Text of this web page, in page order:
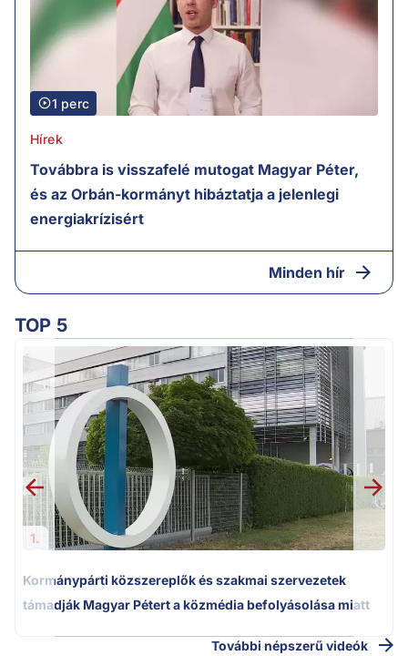
1 perc
Hírek
Továbbra is visszafelé mutogat Magyar Péter,
és az Orbán-kormányt hibáztatja a jelenlegi
energiakrízisért
Minden hír
TOP 5
1.
Kormánypárti közszereplők és szakmai szervezetek
támadják Magyar Pétert a közmédia befolyásolása miatt
További népszerű videók